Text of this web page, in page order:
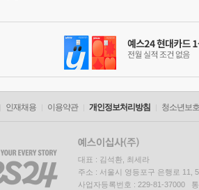
인재채용 이용약관 개인정보처리방침 청소년보
대표 : 김석환, 최세라
주소 : 서울시 영등포구 은행로 11,
사업자등록번호 : 229-81-37000